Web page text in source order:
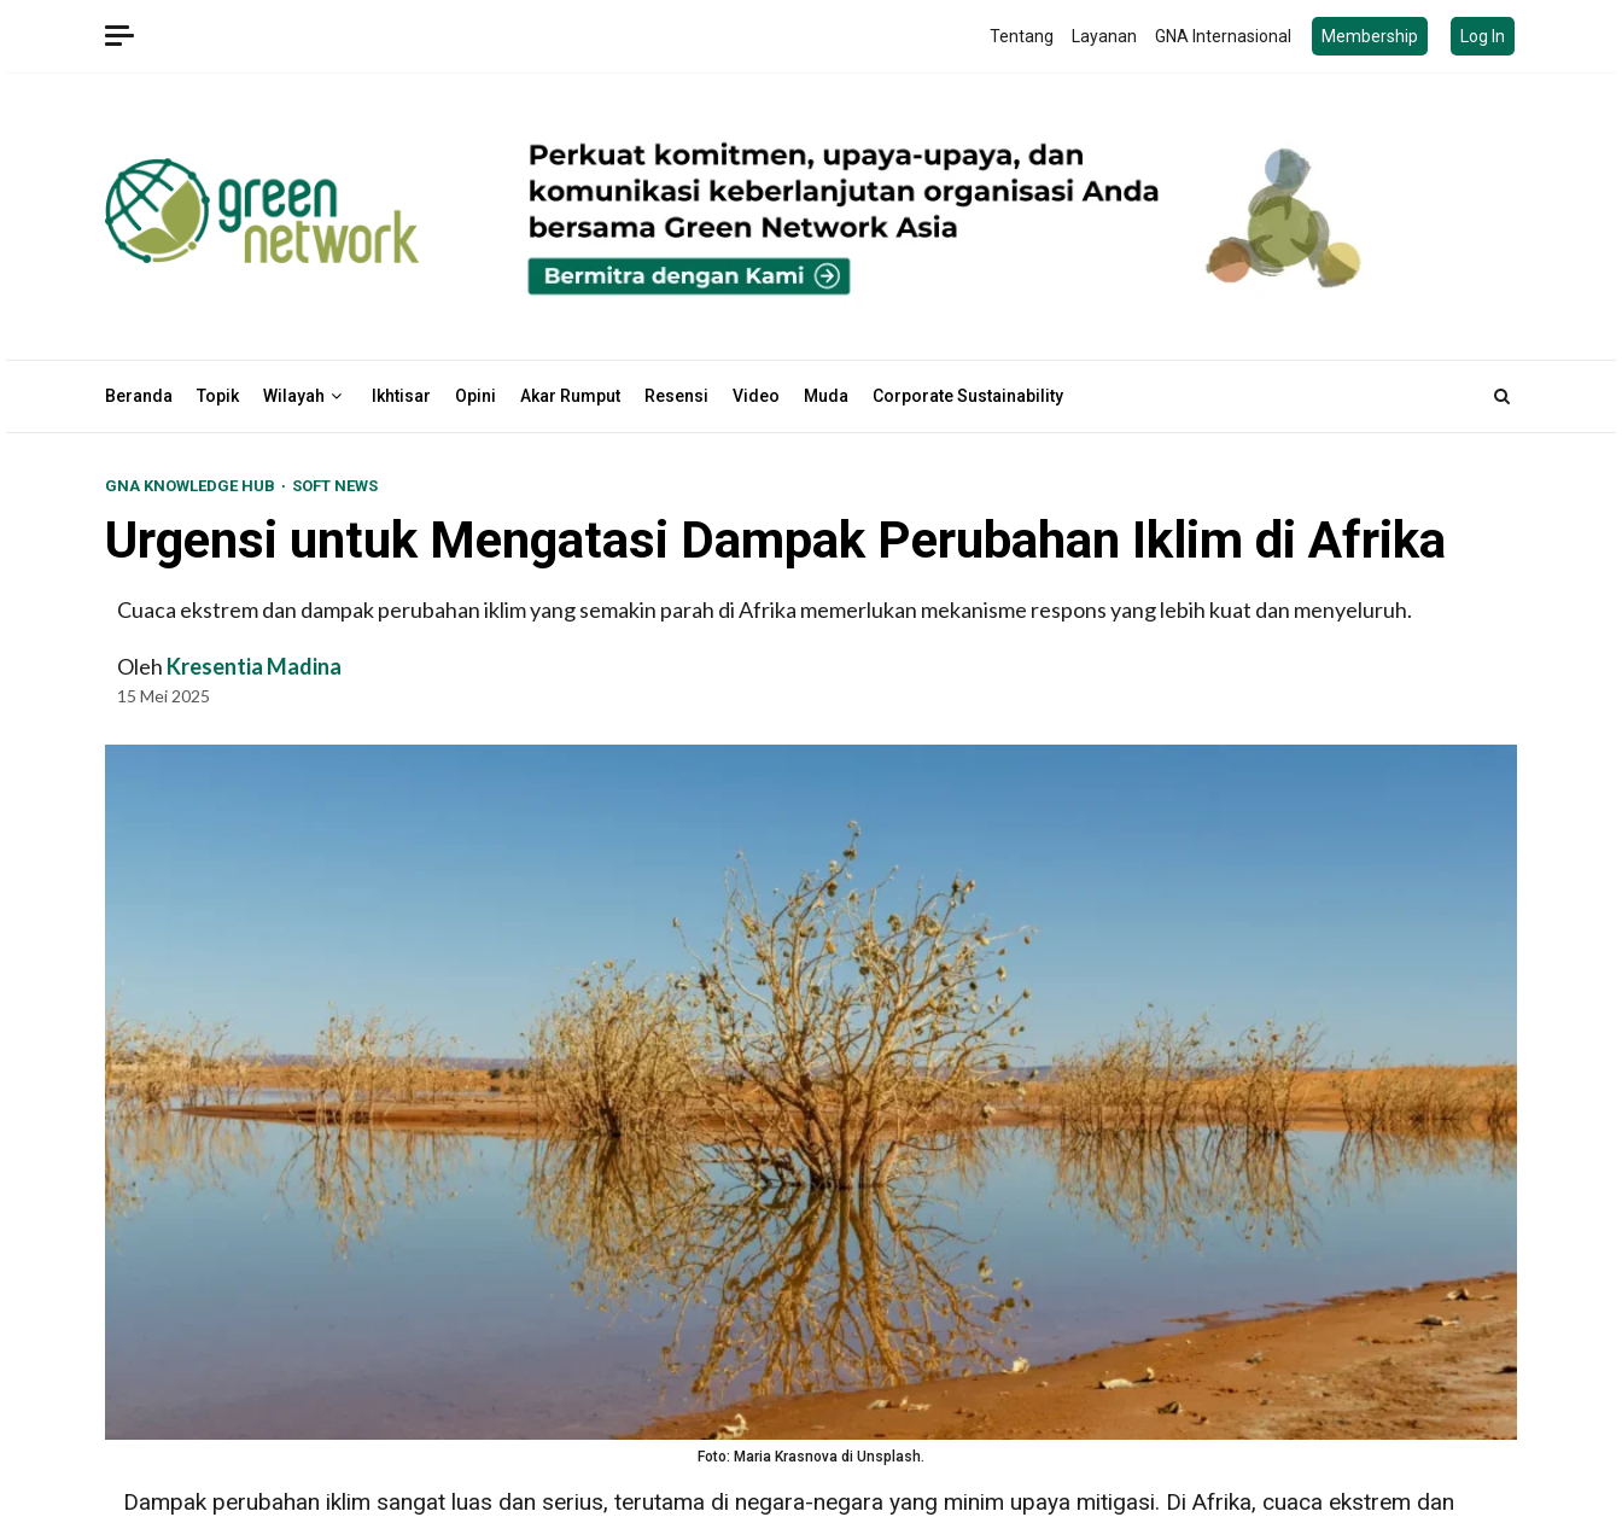
Tentang Layanan GNA Internasional Membership Log In
Beranda Topik Wilayah Ikhtisar Opini Akar Rumput Resensi Video Muda Corporate Sustainability
GNA KNOWLEDGE HUB SOFT NEWS
Urgensi untuk Mengatasi Dampak Perubahan Iklim di Afrika
Cuaca ekstrem dan dampak perubahan iklim yang semakin parah di Afrika memerlukan mekanisme respons yang lebih kuat dan menyeluruh.
Oleh Kresentia Madina
15 Mei 2025
Foto: Maria Krasnova di Unsplash.
Dampak perubahan iklim sangat luas dan serius, terutama di negara-negara yang minim upaya mitigasi. Di Afrika, cuaca ekstrem dan